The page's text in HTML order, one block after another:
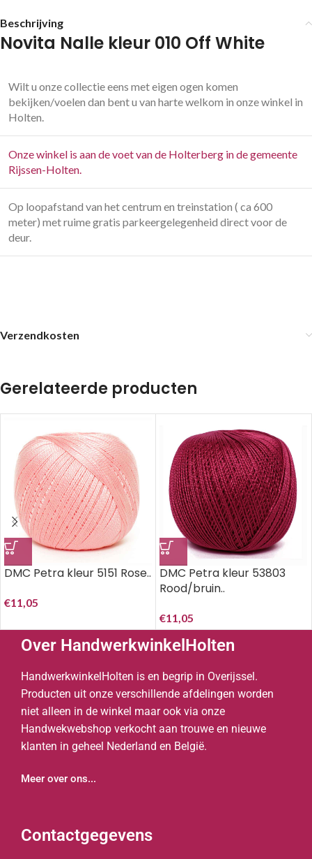
Beschrijving
Novita Nalle kleur 010 Off White
Wilt u onze collectie eens met eigen ogen komen
bekijken/voelen dan bent u van harte welkom in onze winkel in
Holten.
Onze winkel is aan de voet van de Holterberg in de gemeente
Rijssen-Holten.
Op loopafstand van het centrum en treinstation ( ca 600
meter) met ruime gratis parkeergelegenheid direct voor de
deur.
Verzendkosten
Gerelateerde producten
DMC Petra kleur 5151 Rose..
€11,05
DMC Petra kleur 53803
Rood/bruin..
€11,05
Over HandwerkwinkelHolten
HandwerkwinkelHolten is en begrip in Overijssel.
Producten uit onze verschillende afdelingen worden
niet alleen in de winkel maar ook via onze
Handwekwebshop verkocht aan trouwe en nieuwe
klanten in geheel Nederland en België.
Meer over ons...
Contactgegevens